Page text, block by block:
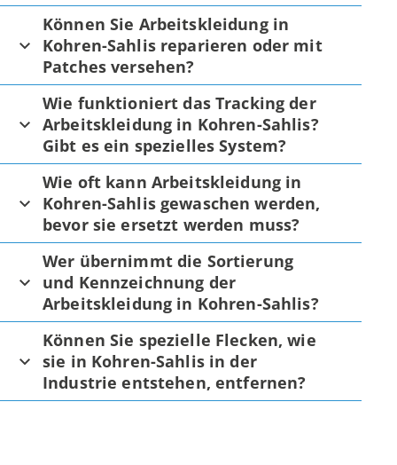
Können Sie Arbeitskleidung in
Kohren-Sahlis reparieren oder mit
Patches versehen?
Wie funktioniert das Tracking der
Arbeitskleidung in Kohren-Sahlis?
Gibt es ein spezielles System?
Wie oft kann Arbeitskleidung in
Kohren-Sahlis gewaschen werden,
bevor sie ersetzt werden muss?
Wer übernimmt die Sortierung
und Kennzeichnung der
Arbeitskleidung in Kohren-Sahlis?
Können Sie spezielle Flecken, wie
sie in Kohren-Sahlis in der
Industrie entstehen, entfernen?